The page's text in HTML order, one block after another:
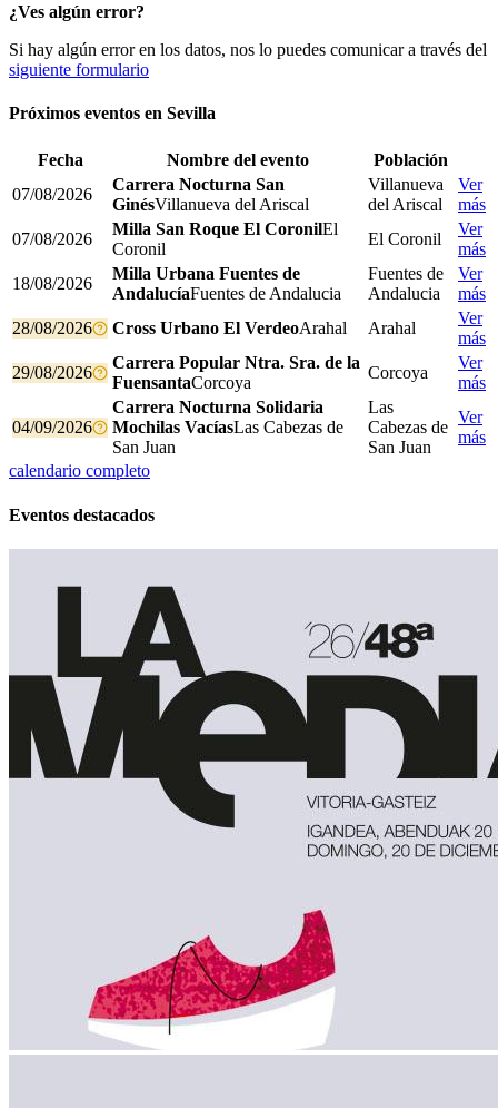
¿Ves algún error?
Si hay algún error en los datos, nos lo puedes comunicar a través del
siguiente formulario
Próximos eventos en Sevilla
Fecha Nombre del evento
Población
07/08/2026
Carrera Nocturna San
GinésVillanueva del Ariscal
Villanueva
del Ariscal
Ver
más
07/08/2026
Milla San Roque El CoronilEl
Coronil
El Coronil
Ver
más
18/08/2026
Milla Urbana Fuentes de
AndalucíaFuentes de Andalucia
Fuentes de
Andalucia
Ver
más
28/08/2026
Cross Urbano El VerdeoArahal Arahal
Ver
más
29/08/2026
Carrera Popular Ntra. Sra. de la
FuensantaCorcoya
Corcoya
Ver
más
04/09/2026
Carrera Nocturna Solidaria
Mochilas VacíasLas Cabezas de
San Juan
Las
Cabezas de
San Juan
Ver
más
calendario completo
Eventos destacados